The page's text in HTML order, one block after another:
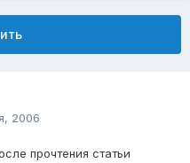
2006
прочтения статьи